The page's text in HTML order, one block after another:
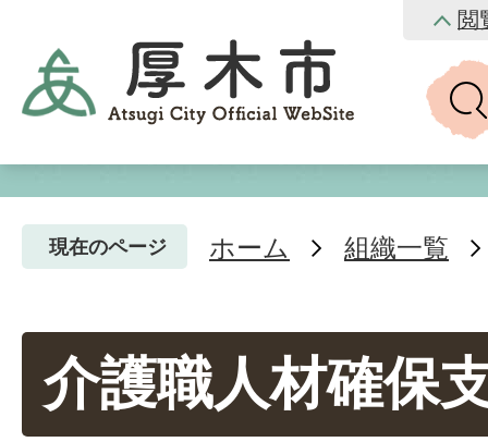
閲
現在のページ ホーム 組織一覧
介護職人材確保